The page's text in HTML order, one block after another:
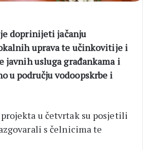
doprinijeti jačanju
uprava te učinkovitije i
javnih usluga građankama i
u području vodoopskrbe i
u četvrtak su posjetili
s čelnicima te